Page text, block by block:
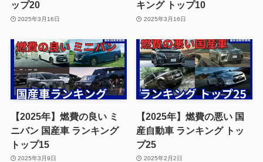
ップ20
2025年3月16日
キング トップ10
2025年3月16日
【2025年】燃費の良い ミ
ニバン 国産車 ランキング
トップ15
2025年3月9日
【2025年】燃費の悪い 国
産自動車 ランキング トッ
プ25
2025年2月2日